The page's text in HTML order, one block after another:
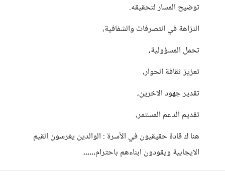
توضيح المسار لتحقيقه.
النزاهة في التصرفات والشفافية،
تحمل المسؤولية،
تعزيز ثقافة الحوار،
تقدير جهود الاخرين،
تقديم الدعم المستمر،
هنا ك قادة حقيقيون في الأسرة : الوالدين يغرسون القيم
الايجابية ويقودون ابناءهم باحترام،،،،،،